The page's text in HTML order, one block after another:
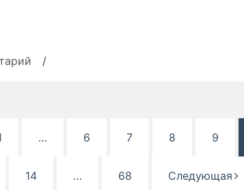
Абдуллин
Гүлназым
/
… 6 7 8 9
14 … 68 Следующая